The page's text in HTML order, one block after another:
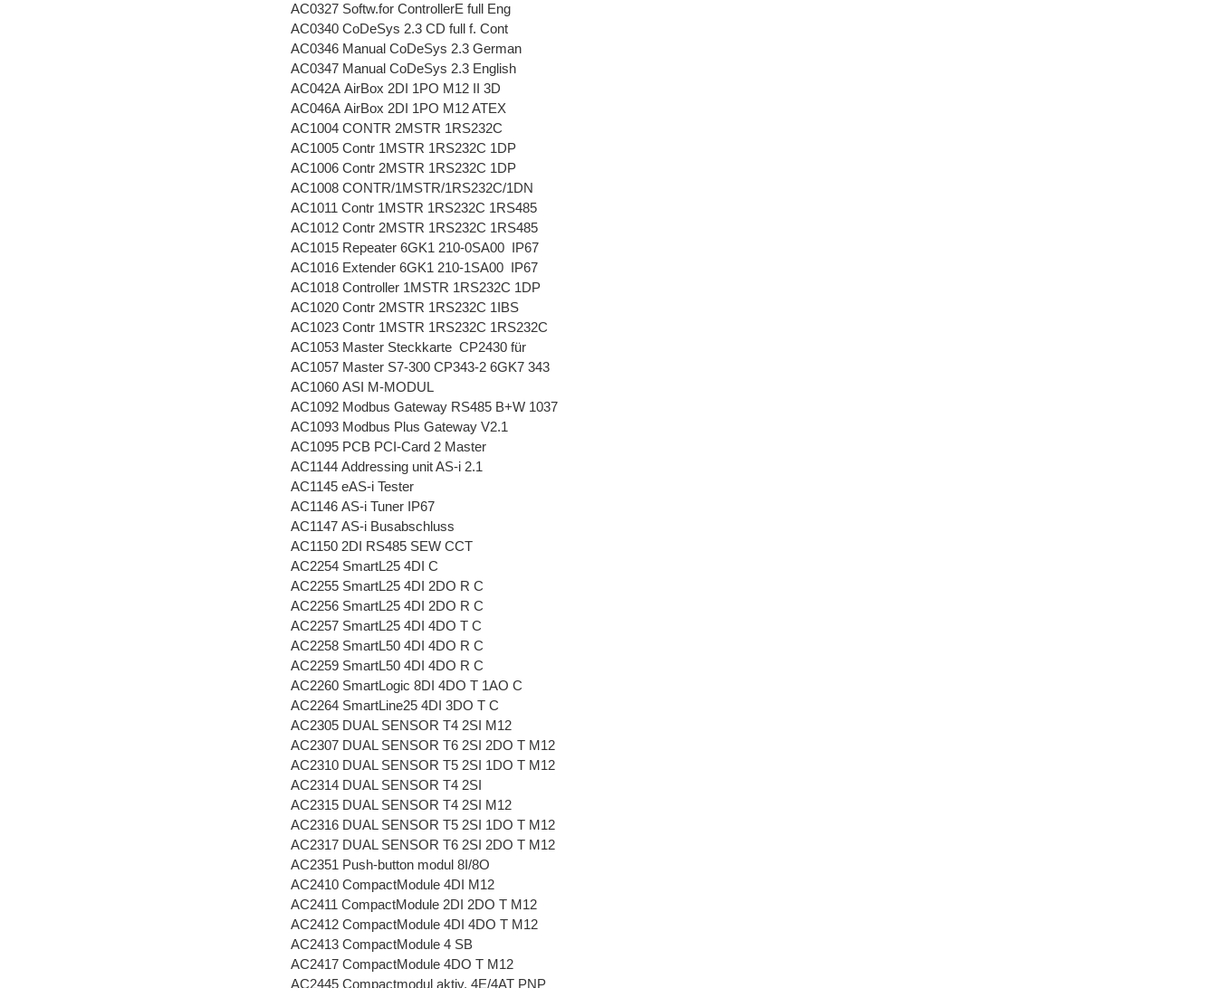
AC0327 Softw.for ControllerE full Eng
AC0340 CoDeSys 2.3 CD full f. Cont
AC0346 Manual CoDeSys 2.3 German
AC0347 Manual CoDeSys 2.3 English
AC042A AirBox 2DI 1PO M12 II 3D
AC046A AirBox 2DI 1PO M12 ATEX
AC1004 CONTR 2MSTR 1RS232C
AC1005 Contr 1MSTR 1RS232C 1DP
AC1006 Contr 2MSTR 1RS232C 1DP
AC1008 CONTR/1MSTR/1RS232C/1DN
AC1011 Contr 1MSTR 1RS232C 1RS485
AC1012 Contr 2MSTR 1RS232C 1RS485
AC1015 Repeater 6GK1 210-0SA00 IP67
AC1016 Extender 6GK1 210-1SA00 IP67
AC1018 Controller 1MSTR 1RS232C 1DP
AC1020 Contr 2MSTR 1RS232C 1IBS
AC1023 Contr 1MSTR 1RS232C 1RS232C
AC1053 Master Steckkarte CP2430 für
AC1057 Master S7-300 CP343-2 6GK7 343
AC1060 ASI M-MODUL
AC1092 Modbus Gateway RS485 B+W 1037
AC1093 Modbus Plus Gateway V2.1
AC1095 PCB PCI-Card 2 Master
AC1144 Addressing unit AS-i 2.1
AC1145 eAS-i Tester
AC1146 AS-i Tuner IP67
AC1147 AS-i Busabschluss
AC1150 2DI RS485 SEW CCT
AC2254 SmartL25 4DI C
AC2255 SmartL25 4DI 2DO R C
AC2256 SmartL25 4DI 2DO R C
AC2257 SmartL25 4DI 4DO T C
AC2258 SmartL50 4DI 4DO R C
AC2259 SmartL50 4DI 4DO R C
AC2260 SmartLogic 8DI 4DO T 1AO C
AC2264 SmartLine25 4DI 3DO T C
AC2305 DUAL SENSOR T4 2SI M12
AC2307 DUAL SENSOR T6 2SI 2DO T M12
AC2310 DUAL SENSOR T5 2SI 1DO T M12
AC2314 DUAL SENSOR T4 2SI
AC2315 DUAL SENSOR T4 2SI M12
AC2316 DUAL SENSOR T5 2SI 1DO T M12
AC2317 DUAL SENSOR T6 2SI 2DO T M12
AC2351 Push-button modul 8I/8O
AC2410 CompactModule 4DI M12
AC2411 CompactModule 2DI 2DO T M12
AC2412 CompactModule 4DI 4DO T M12
AC2413 CompactModule 4 SB
AC2417 CompactModule 4DO T M12
AC2445 Compactmodul aktiv, 4E/4AT PNP